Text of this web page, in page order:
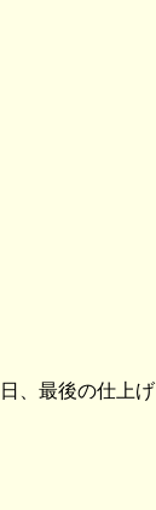
、最後の仕上げ